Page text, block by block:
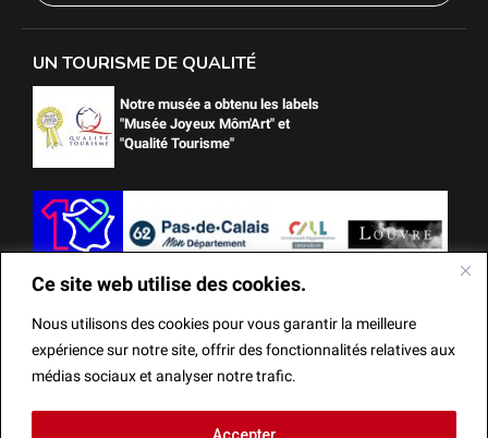
Ce site web utilise des cookies.
Nous utilisons des cookies pour vous garantir la meilleure
expérience sur notre site, offrir des fonctionnalités relatives aux
médias sociaux et analyser notre trafic.
Accepter
UN TOURISME DE QUALITÉ
Notre musée a obtenu les labels
"Musée Joyeux Môm'Art" et
"Qualité Tourisme"